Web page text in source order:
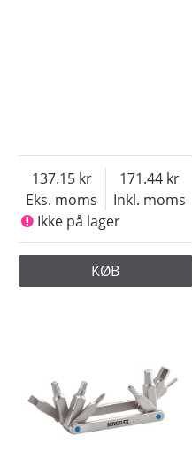
Eks. moms
137.15
Inkl. moms
171.44
Ikke på lager
KØB